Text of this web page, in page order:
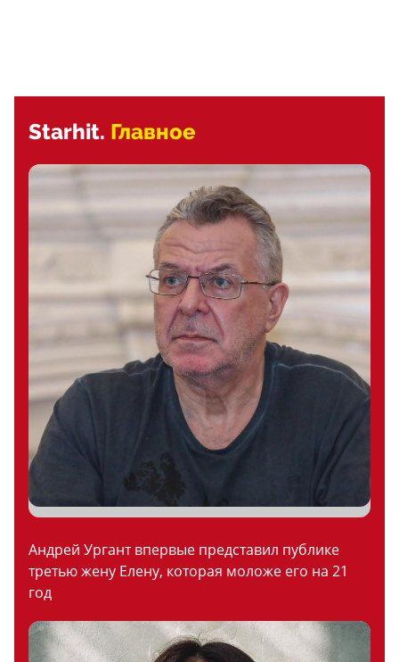
Starhit. Главное
Андрей Ургант впервые представил публике
третью жену Елену, которая моложе его на 21
год